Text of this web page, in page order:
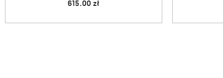
595.00 zł